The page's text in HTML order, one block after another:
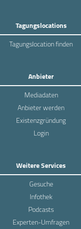
Tagungslocations
Tagungslocation finden
Anbieter
Mediadaten
Anbieter werden
Existenzgründung
Login
Weitere Services
Gesuche
Infothek
Podcasts
Experten-Umfragen